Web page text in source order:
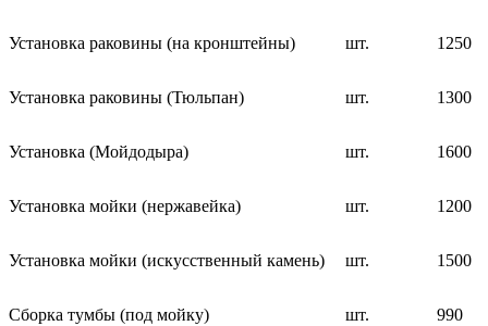
Установка раковины (на кронштейны) шт. 1250
Установка раковины (Тюльпан) шт. 1300
Установка (Мойдодыра) шт. 1600
Установка мойки (нержавейка) шт. 1200
Установка мойки (искусственный камень) шт. 1500
Сборка тумбы (под мойку) шт. 990